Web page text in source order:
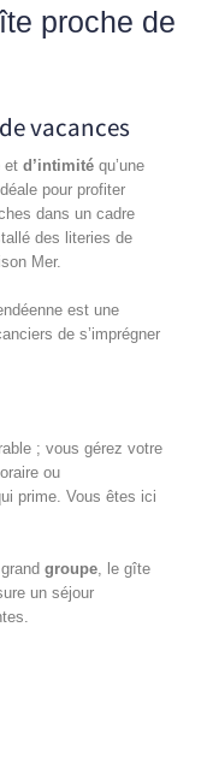
proche de
vacances
et d’intimité qu’une
pour profiter
dans un cadre
des literies de
Mer.
est une
de s’imprégner
; vous gérez votre
ou
prime. Vous êtes ici
groupe , le gîte
un séjour